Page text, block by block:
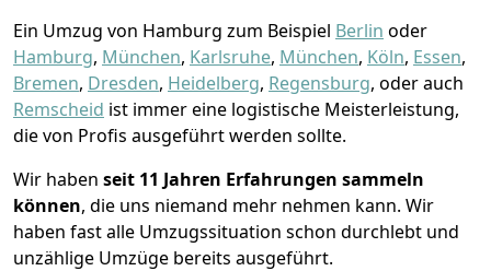
Ein Umzug von Hamburg zum Beispiel Berlin oder
Hamburg, München, Karlsruhe, München, Köln, Essen,
Bremen, Dresden, Heidelberg, Regensburg, oder auch
Remscheid ist immer eine logistische Meisterleistung,
die von Profis ausgeführt werden sollte.
Wir haben seit 11 Jahren Erfahrungen sammeln
können, die uns niemand mehr nehmen kann. Wir
haben fast alle Umzugssituation schon durchlebt und
unzählige Umzüge bereits ausgeführt.